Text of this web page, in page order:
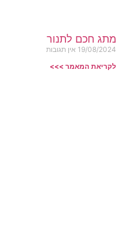
מתג חכם לתנור
19/08/2024 אין תגובות
לקריאת המאמר >>>